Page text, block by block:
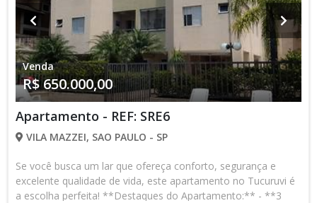
Venda
R$ 650.000,00
Apartamento - REF: SRE6
VILA MAZZEI, SAO PAULO - SP
Se você busca um lar que ofereça conforto, segurança e
excelente qualidade de vida, este apartamento no Tucuruvi é
a escolha perfeita! **Destaques do Apartamento:** - **3